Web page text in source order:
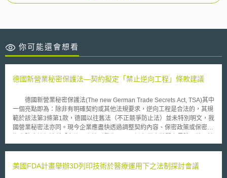
你可能還會想看
德國新營業秘密保護法—契約擬定「禁止逆向工程」條款建議
德國新營業秘密保護法(The new German Trade Secrets Act, TSA)其中
一個亮點即為：除非有明確契約或其他法規要求，逆向工程是合法的，其規
範於該法第3條第1款，德國以往舊法（不正競爭防止法）並未特別明文，我
國營業秘密法亦同。現今企業應盡快透過調整契約內容、保密政策或保密技
律專家提出有關「制定合作契約」建議供參： 禁止條款應有期間明文：契
也代表著可促進企業市場參與並能從現有技術中受益做進一步發展。如契約
美國FDA計畫舉辦3D列印技術於醫療運用下之法制探討會議